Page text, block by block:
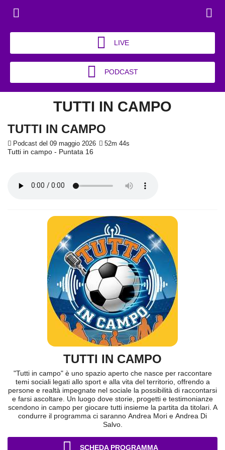
LIVE
PODCAST
TUTTI IN CAMPO
TUTTI IN CAMPO
Podcast del 09 maggio 2026 52m 44s
Tutti in campo - Puntata 16
TUTTI IN CAMPO
"Tutti in campo" è uno spazio aperto che nasce per raccontare
temi sociali legati allo sport e alla vita del territorio, offrendo a
persone e realtà impegnate nel sociale la possibilità di raccontarsi
e farsi ascoltare. Un luogo dove storie, progetti e testimonianze
scendono in campo per giocare tutti insieme la partita da titolari. A
condurre il programma ci saranno Andrea Mori e Andrea Di
Salvo.
SCHEDA PROGRAMMA